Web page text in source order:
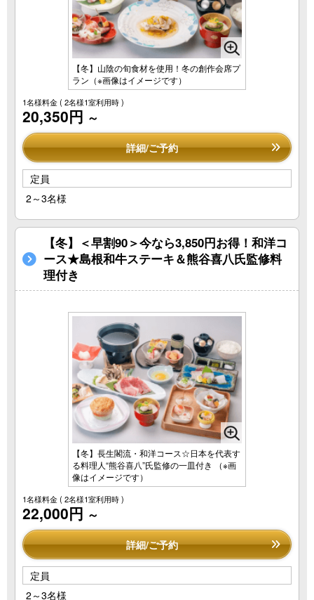
【冬】山陰の旬食材を使用！冬の創作会席プ
ラン（※画像はイメージです）
1名様料金( 2名様1室利用時 )
20,350円 ～
詳細/ご予約
定員
2～3名様
【冬】＜早割90＞今なら3,850円お得！和洋コ
ース★島根和牛ステーキ＆熊谷喜八氏監修料
理付き
【冬】長生閣流・和洋コース☆日本を代表す
る料理人“熊谷喜八”氏監修の一皿付き （※画
像はイメージです）
1名様料金( 2名様1室利用時 )
22,000円 ～
詳細/ご予約
定員
2～3名様